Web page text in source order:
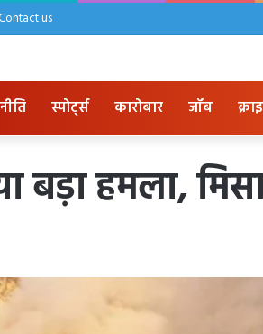
Contact us
स्पोर्ट्स कारोबार जॉब
बड़ा हमला,